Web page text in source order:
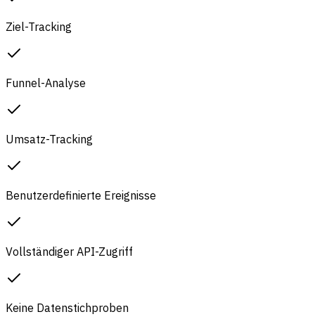
Ziel-Tracking
Funnel-Analyse
Umsatz-Tracking
Benutzerdefinierte Ereignisse
Vollständiger API-Zugriff
Keine Datenstichproben